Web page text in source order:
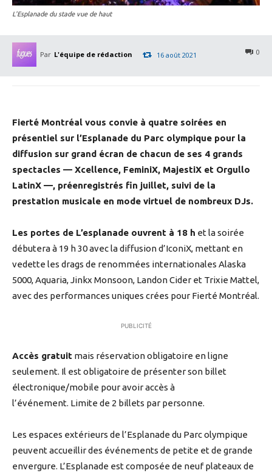
L'Esplanade du stade vue de haut
Par L'équipe de rédaction 0
16 août 2021
Fierté Montréal vous convie à quatre soirées en
présentiel sur l’Esplanade du Parc olympique pour la
diffusion sur grand écran de chacun de ses 4 grands
spectacles — Xcellence, FeminiX, MajestiX et Orgullo
LatinX —, préenregistrés fin juillet, suivi de la
prestation musicale en mode virtuel de nombreux DJs.
Les portes de L’esplanade ouvrent à 18 h et la soirée
débutera à 19 h 30 avec la diffusion d’IconiX, mettant en
vedette les drags de renommées internationales Alaska
5000, Aquaria, Jinkx Monsoon, Landon Cider et Trixie Mattel,
avec des performances uniques crées pour Fierté Montréal.
PUBLICITÉ
Accès gratuit mais réservation obligatoire en ligne
seulement. Il est obligatoire de présenter son billet
électronique/mobile pour avoir accès à
l’événement. Limite de 2 billets par personne.
Les espaces extérieurs de l’Esplanade du Parc olympique
peuvent accueillir des événements de petite et de grande
envergure. L’Esplanade est composée de neuf plateaux de